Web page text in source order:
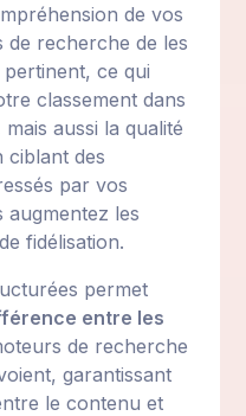
de vos
de recherche de les
ce qui
classement dans
aussi la qualité
ciblant des
par vos
augmentez les
fidélisation.
permet
entre les
de recherche
garantissant
le contenu et